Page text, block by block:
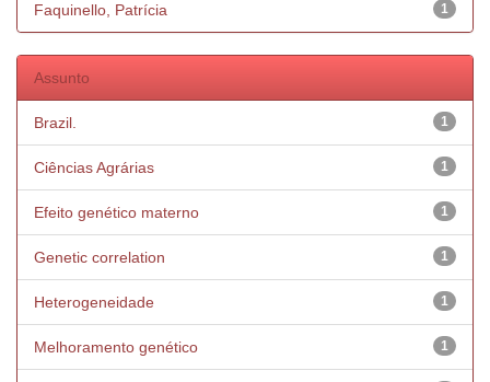
1
Faquinello, Patrícia
Assunto
1
Brazil.
1
Ciências Agrárias
1
Efeito genético materno
1
Genetic correlation
1
Heterogeneidade
1
Melhoramento genético